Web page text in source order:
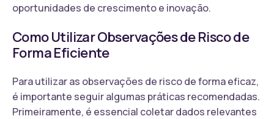
oportunidades de crescimento e inovação.
Como Utilizar Observações de Risco de
Forma Eficiente
Para utilizar as observações de risco de forma eficaz,
é importante seguir algumas práticas recomendadas.
Primeiramente, é essencial coletar dados relevantes